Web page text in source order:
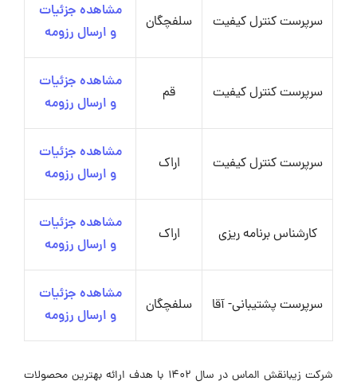
سرپرست کنترل کیفیت سلفچگان
مشاهده جزئیات
و ارسال رزومه
سرپرست کنترل کیفیت قم
مشاهده جزئیات
و ارسال رزومه
سرپرست کنترل کیفیت اراک
مشاهده جزئیات
و ارسال رزومه
کارشناس برنامه ریزی اراک
مشاهده جزئیات
و ارسال رزومه
سرپرست پشتیبانی- آقا سلفچگان
مشاهده جزئیات
و ارسال رزومه
شرکت زیبانقش الماس در سال ۱۴۰۲ با هدف ارائه بهترین محصولات